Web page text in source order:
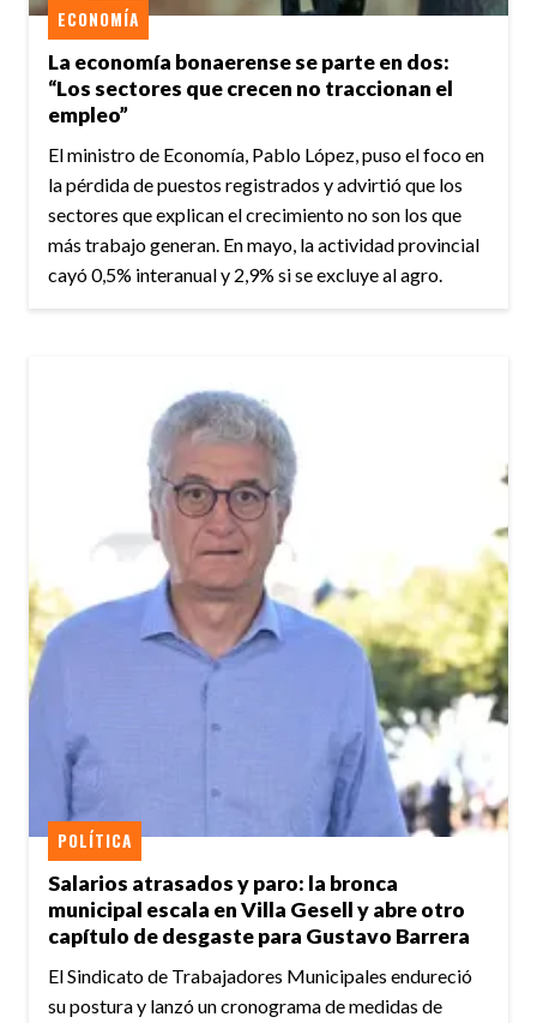
La economía bonaerense se parte en dos:
“Los sectores que crecen no traccionan el
empleo”
ECONOMÍA
El ministro de Economía, Pablo López, puso el foco en
la pérdida de puestos registrados y advirtió que los
sectores que explican el crecimiento no son los que
más trabajo generan. En mayo, la actividad provincial
cayó 0,5% interanual y 2,9% si se excluye al agro.
Salarios atrasados y paro: la bronca
municipal escala en Villa Gesell y abre otro
capítulo de desgaste para Gustavo Barrera
POLÍTICA
El Sindicato de Trabajadores Municipales endureció
su postura y lanzó un cronograma de medidas de